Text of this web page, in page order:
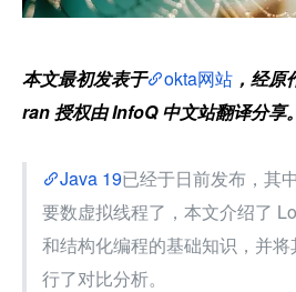
本文最初发表于 okta网站 ，经
ran 授权由 InfoQ 中文站翻译分享。
Java 19已经于日前发布，其
要数虚拟线程了，本文介绍了
和结构化编程的基础知识，并
行了对比分析。